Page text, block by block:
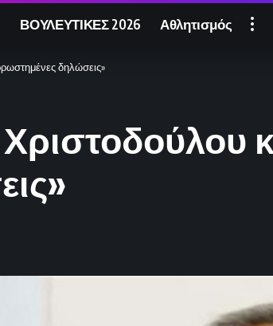
ΒΟΥΛΕΥΤΙΚΕΣ 2026 Αθλητισμός
δηλώσεις»